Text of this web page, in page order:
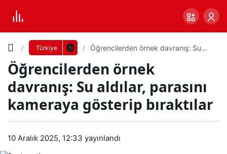
Türkiye
Öğrencilerden örnek davranış: Su
bıraktılar
Öğrencilerden örnek
davranış: Su aldılar, parasını
kameraya gösterip bıraktılar
10 Aralık 2025, 12:33 yayınlandı
Öğr
Yazı
Boyutunu
Ayarla
0 PAYLAŞ